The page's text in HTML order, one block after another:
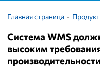
Главная страница
Система WMS
высоким